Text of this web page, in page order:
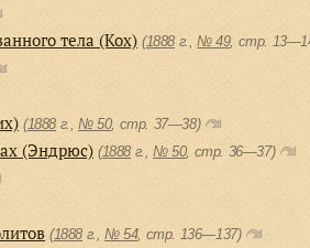
тела (Кох) (1888 г.,№ 49, cтр.
(1888 г.,№ 50, cтр. 37—38)
(Эндрюс) (1888 г.,№ 50, cтр. 36—37)
(1888 г.,№ 54, cтр. 136—137)